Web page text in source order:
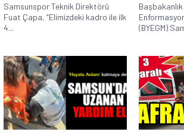
Samsunspor Teknik Direktörü
Fuat Çapa, “Elimizdeki kadro ile ilk
4...
Başbakanlık
(BYEGM)